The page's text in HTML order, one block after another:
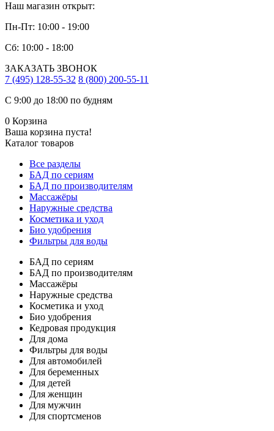
Наш магазин открыт:
Пн-Пт: 10:00 - 19:00
Сб: 10:00 - 18:00
ЗАКАЗАТЬ ЗВОНОК
7 (495) 128-55-32 8 (800) 200-55-11
С 9:00 до 18:00 по будням
0 Корзина
Ваша корзина пуста!
Каталог товаров
Все разделы
БАД по сериям
БАД по производителям
Массажёры
Наружные средства
Косметика и уход
Био удобрения
Фильтры для воды
БАД по сериям
БАД по производителям
Массажёры
Наружные средства
Косметика и уход
Био удобрения
Кедровая продукция
Для дома
Фильтры для воды
Для автомобилей
Для беременных
Для детей
Для женщин
Для мужчин
Для спортсменов